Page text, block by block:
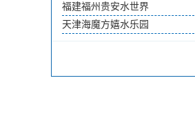
福建福州贵安水世界
天津海魔方嬉水乐园